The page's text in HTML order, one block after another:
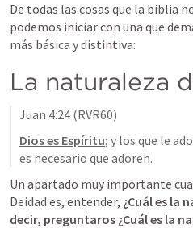
De todas las cosas que la biblia
podemos iniciar con una que
más básica y distintiva:
La naturaleza
Juan 4:24 (RVR60)
Dios es Espíritu; y los que le
es necesario que adoren.
Un apartado muy importante
Deidad es, entender, ¿Cuál es la
decir, preguntaros ¿Cuál es la